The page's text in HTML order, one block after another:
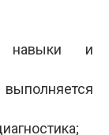
навыки и